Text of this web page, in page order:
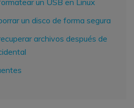
un disco de forma segura
archivos después de